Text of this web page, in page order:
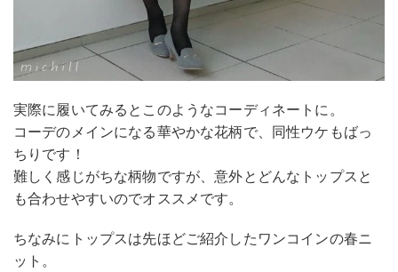
実際に履いてみるとこのようなコーディネートに。
コーデのメインになる華やかな花柄で、同性ウケもばっ
ちりです！
難しく感じがちな柄物ですが、意外とどんなトップスと
も合わせやすいのでオススメです。
ちなみにトップスは先ほどご紹介したワンコインの春ニ
ット。